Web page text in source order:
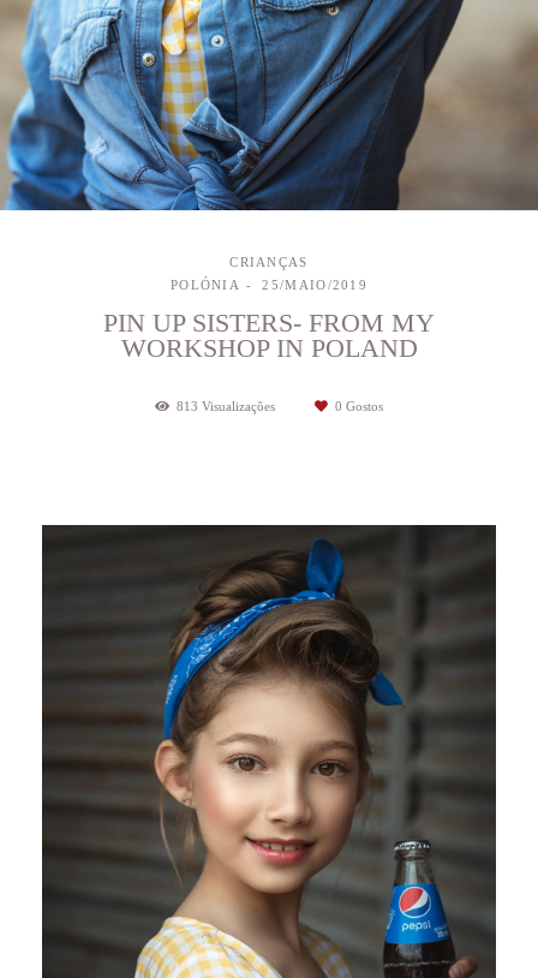
CRIANÇAS
POLÓNIA
25/MAIO/2019
PIN UP SISTERS- FROM MY
WORKSHOP IN POLAND
813 Visualizações 0 Gostos